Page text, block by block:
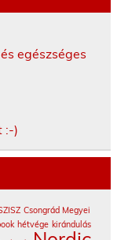
egészséges
:-)
Csongrád Megyei
hétvége kirándulás